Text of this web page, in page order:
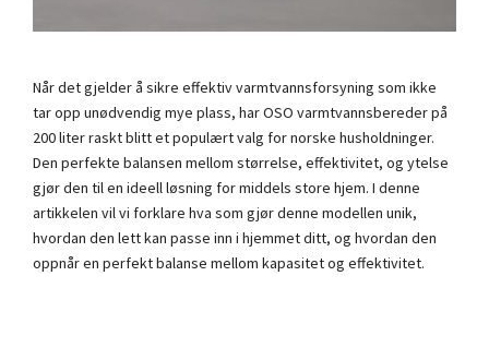
Når det gjelder å sikre effektiv varmtvannsforsyning som ikke
tar opp unødvendig mye plass, har OSO varmtvannsbereder på
200 liter raskt blitt et populært valg for norske husholdninger.
Den perfekte balansen mellom størrelse, effektivitet, og ytelse
gjør den til en ideell løsning for middels store hjem. I denne
artikkelen vil vi forklare hva som gjør denne modellen unik,
hvordan den lett kan passe inn i hjemmet ditt, og hvordan den
oppnår en perfekt balanse mellom kapasitet og effektivitet.